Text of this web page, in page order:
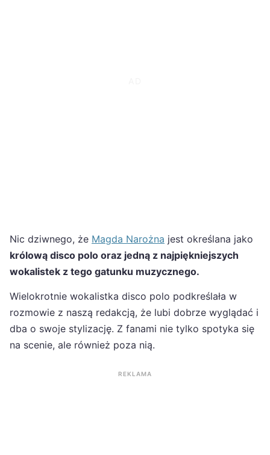
Nic dziwnego, że Magda Narożna jest określana jako
królową disco polo oraz jedną z najpiękniejszych
wokalistek z tego gatunku muzycznego.
Wielokrotnie wokalistka disco polo podkreślała w
rozmowie z naszą redakcją, że lubi dobrze wyglądać i
dba o swoje stylizację. Z fanami nie tylko spotyka się
na scenie, ale również poza nią.
REKLAMA